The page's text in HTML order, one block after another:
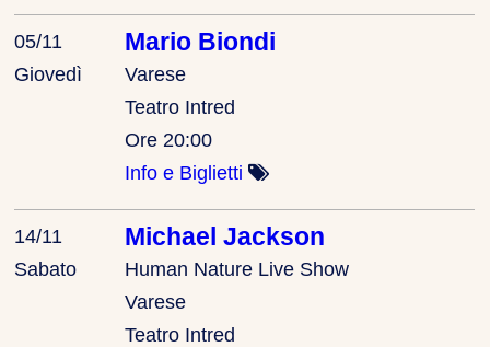
05/11
Giovedì
Mario Biondi
Varese
Teatro Intred
Ore 20:00
Info e Biglietti
14/11
Sabato
Michael Jackson
Human Nature Live Show
Varese
Teatro Intred